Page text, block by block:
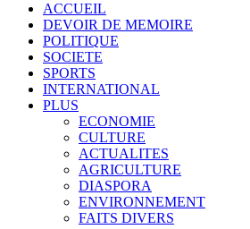
ACCUEIL
DEVOIR DE MEMOIRE
POLITIQUE
SOCIETE
SPORTS
INTERNATIONAL
PLUS
ECONOMIE
CULTURE
ACTUALITES
AGRICULTURE
DIASPORA
ENVIRONNEMENT
FAITS DIVERS